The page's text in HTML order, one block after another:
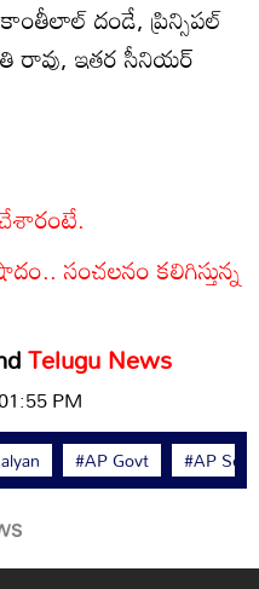
దండే, ప్రిన్సిపల్
రావు, ఇతర సీనియర్
సంచలనం కలిగిస్తున్న
Telugu News
PM
#AP Govt #AP